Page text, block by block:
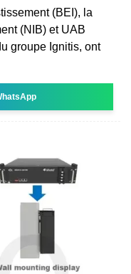
(BEI), la
(NIB) et UAB
groupe Ignitis, ont